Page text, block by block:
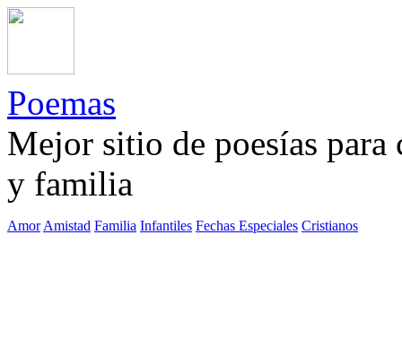
Poemas
Mejor sitio de poesías
y familia
Amor Amistad Familia Infantiles Fechas Especiales Cristianos